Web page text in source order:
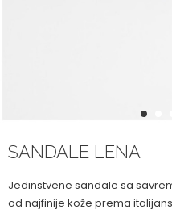
1
SANDALE LENA
Jedinstvene sandale sa
od najfinije kože prema